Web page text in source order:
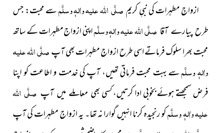
ازواجِ مطہرات کی نبیِ کریمصلَّی اللہ علیہ واٰلہٖ وسلَّمسے محبت:جس
طرح پیارے آقا صلَّی اللہ علیہ واٰلہٖ وسلَّماپنی ازواج مطہراتکے ساتھ
محبت بھرا سلوک فرماتے اسی طرح ازواجِ مطہرات بھی آپصلَّی اللہ علیہ
واٰلہٖ وسلَّمسے بہت محبت فرماتی تھیں، آپ کی خدمت و اطاعت کو اپنا
فرض سمجھتے ہوئے بخوبی ادا کرتیں، کسیبھی معاملے میں آپ صلَّی اللہ
علیہ واٰلہٖ وسلَّمکو رنجیدہ کرنا انہیں گوارانہ تھا۔ یہ ازواجِ مطہرات کی آپ